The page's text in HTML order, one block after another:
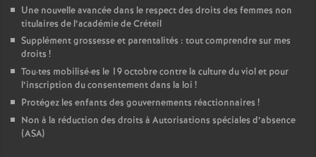
Une nouvelle avancée dans le respect des droits des femmes non
titulaires de l’académie de Créteil
Supplément grossesse et parentalités : tout comprendre sur mes
droits !
Tou·tes mobilisé·es le 19 octobre contre la culture du viol et pour
l’inscription du consentement dans la loi !
Protégez les enfants des gouvernements réactionnaires !
Non à la réduction des droits à Autorisations spéciales d’absence
(ASA)